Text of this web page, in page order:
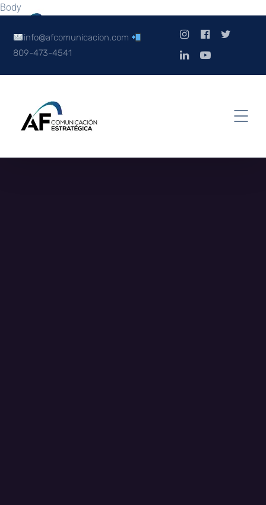
Body
info@afcomunicacion.com
809-473-4541